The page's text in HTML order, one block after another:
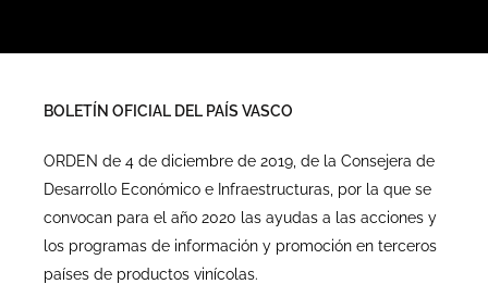
BOLETÍN OFICIAL DEL PAÍS VASCO
ORDEN de 4 de diciembre de 2019, de la Consejera de
Desarrollo Económico e Infraestructuras, por la que se
convocan para el año 2020 las ayudas a las acciones y
los programas de información y promoción en terceros
países de productos vinícolas.